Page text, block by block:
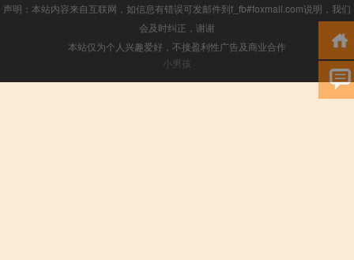
声明：本站内容来自互联网，如信息有错误可发邮件到f_fb#foxmail.com说明，我们
会及时纠正，谢谢
本站仅为个人兴趣爱好，不接盈利性广告及商业合作
小男孩